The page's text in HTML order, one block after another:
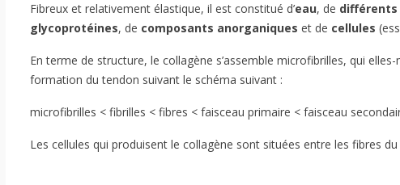
COMMENT SOIGNER UNE
PLAIE SUR UN CHEVAL, UN
PONEY OU UN ÂNE ?
Tous les propriétaires seront
amenés à faire face au moins
une fois à une plaie, même
CETTE PLANTE INVASIVE
EST NÉFASTE POUR LA
BIODIVERSITÉ ET PEUT
DÉCLENCHER DES
MYOPATHIES ATYPIQUES.
Vous connaissiez probablement
Fibreux et relativement élastique, il est constitué d’eau, de différents
glycoprotéines, de composants anorganiques et de cellules
En terme de structure, le collagène s’assemble microfibrilles, qui
formation du tendon suivant le schéma suivant :
microfibrilles < fibrilles < fibres < faisceau primaire < faisceau
Les cellules qui produisent le collagène sont situées entre les fibres